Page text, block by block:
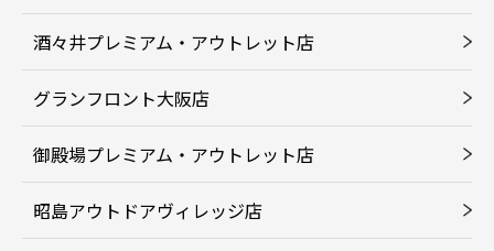
酒々井プレミアム・アウトレット店
グランフロント大阪店
御殿場プレミアム・アウトレット店
昭島アウトドアヴィレッジ店